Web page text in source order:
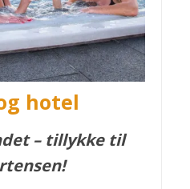
hotel
– tillykke til